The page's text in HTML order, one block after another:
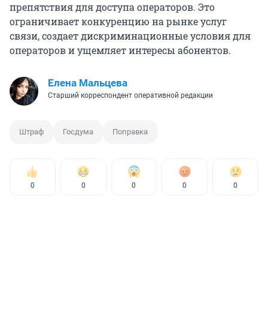
препятствия для доступа операторов. Это
ограничивает конкуренцию на рынке услуг
связи, создает дискриминационные условия для
операторов и ущемляет интересы абонентов.
Елена Мальцева
Старший корреспондент оперативной редакции
Штраф Госдума Поправка
0 0 0 0 0